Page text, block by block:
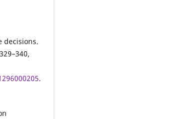
decisions.
.